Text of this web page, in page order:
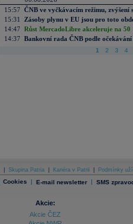
15:57 ČNB ve vyčkávacím režimu, zvýšení
15:31
Zásoby plynu v EU jsou pro toto
14:47 Růst MercadoLibre akceleruje na
14:37 Bankovní rada ČNB podle
1 2 3 4
Skupina Patria Kariéra v Patrii Podmínky
Cookies | E-mail newsletter | SMS
Akcie:
Akcie ČEZ